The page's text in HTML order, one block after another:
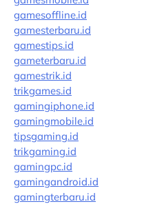
gamesoffline.id
gamesterbaru.id
gamestips.id
gameterbaru.id
gamestrik.id
trikgames.id
gamingiphone.id
gamingmobile.id
tipsgaming.id
trikgaming.id
gamingpc.id
gamingandroid.id
gamingterbaru.id